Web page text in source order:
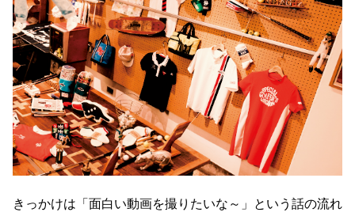
きっかけは「面白い動画を撮りたいな～」という話の流れ